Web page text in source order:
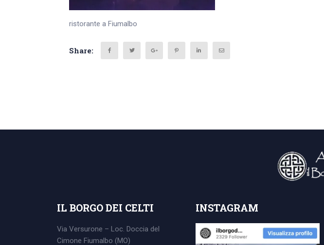
ristorante a Fiumalbo
Share:
IL BORGO DEI CELTI
Via Versurone – Loc. Doccia del
Cimone Fiumalbo (MO)
INSTAGRAM